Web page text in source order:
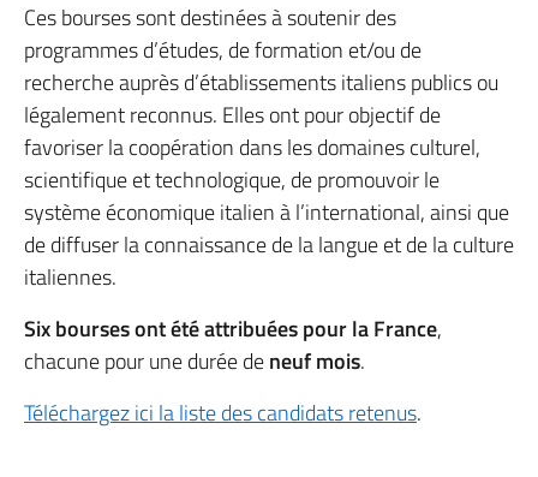
Ces bourses sont destinées à soutenir des
programmes d’études, de formation et/ou de
recherche auprès d’établissements italiens publics ou
légalement reconnus. Elles ont pour objectif de
favoriser la coopération dans les domaines culturel,
scientifique et technologique, de promouvoir le
système économique italien à l’international, ainsi que
de diffuser la connaissance de la langue et de la culture
italiennes.
Six bourses ont été attribuées pour la France,
chacune pour une durée deneuf mois.
Téléchargez ici la liste des candidats retenus.